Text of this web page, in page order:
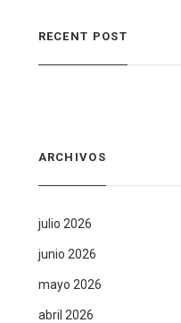
RECENT POST
ARCHIVOS
julio 2026
junio 2026
mayo 2026
abril 2026